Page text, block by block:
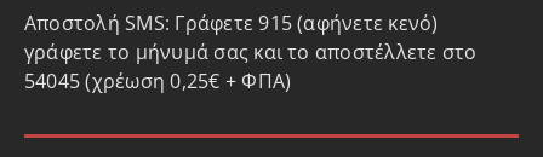
Αποστολή SMS: Γράφετε 915 (αφήνετε κενό)
γράφετε το μήνυμά σας και το αποστέλλετε στο
54045 (χρέωση 0,25€ + ΦΠΑ)